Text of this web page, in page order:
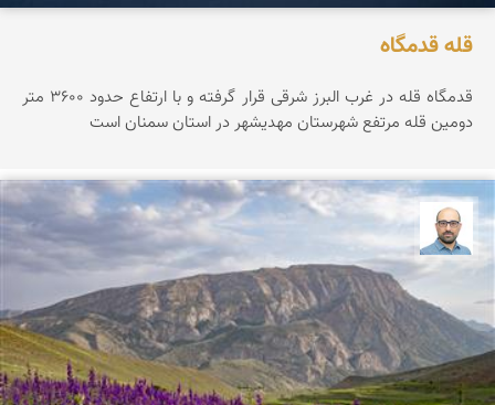
قله قدمگاه
قدمگاه قله در غرب البرز شرقی قرار گرفته و با ارتفاع حدود ۳۶0۰ متر
دومین قله مرتفع شهرستان مهدیشهر در استان سمنان است